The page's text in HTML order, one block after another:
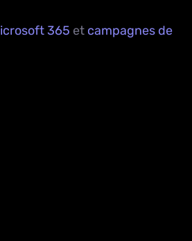
365 et campagnes de